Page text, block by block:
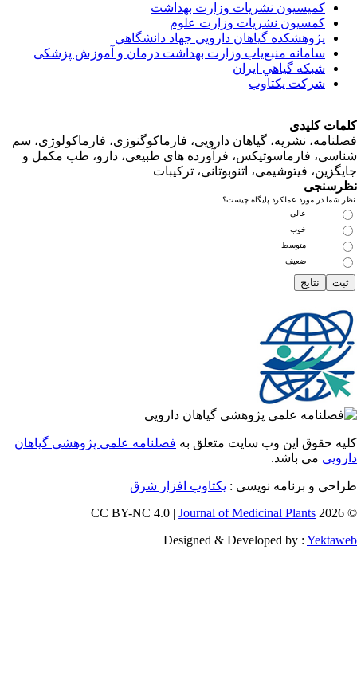
کمیسیون نشریات وزارت بهداشت
کمسیون نشریات وزارت علوم
پژوهشكده گياهان دارويي جهاد دانشگاهي
سامانه منبع‌ياب وزارت بهداشت درمان و آموزش پزشکی
شبكه گياهي ايران
شرکت یکتاوب
کلیدی
نشریه، گیاهان دارویی، فارماکوگنوزی، فارماکولوژی، سم
فارماسوتیکس، فرآورده های طبیعی، دارو، طب مکمل و
فیتوشیمی، اتنوبوتانی، ترکیبات
در مورد عملکرد پایگاه چیست؟
متوسط
ضعیف
حقوق این وب سایت متعلق بهفصلنامه علمی پژوهشی گیاهان
می باشد.
و برنامه نویسی :یکتاوب افزار شرق
Journal of Medicinal Plants
Designed & Developed by :